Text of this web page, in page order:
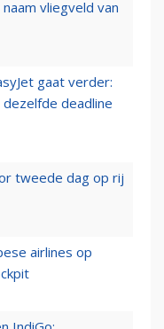
vliegveld van
gaat verder:
deadline
tweede dag op rij
airlines op